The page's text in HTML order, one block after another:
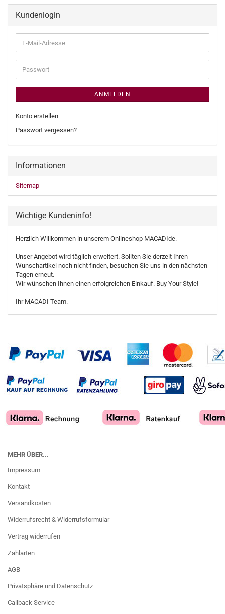
Kundenlogin
E-
Mail-
Adresse
Passwort
ANMELDEN
Konto erstellen
Passwort vergessen?
Informationen
Sitemap
Wichtige Kundeninfo!
Herzlich Willkommen in unserem Onlineshop MACADIde.
Unser Angebot wird täglich erweitert. Sollten Sie derzeit Ihren
Wunschartikel noch nicht finden, besuchen Sie uns in den nächsten
Tagen erneut.
Wir wünschen Ihnen einen erfolgreichen Einkauf. Buy Your Style!
Ihr MACADI Team.
MEHR ÜBER...
Impressum
Kontakt
Versandkosten
Widerrufsrecht & Widerrufsformular
Vertrag widerrufen
Zahlarten
AGB
Privatsphäre und Datenschutz
Callback Service